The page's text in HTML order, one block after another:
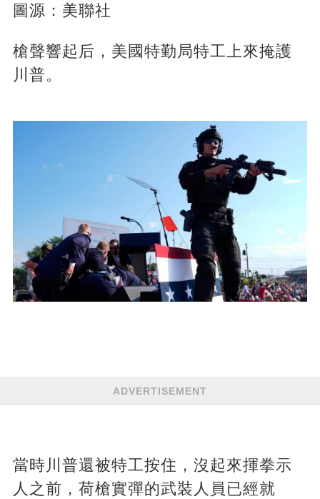
圖源：美聯社
槍聲響起后，美國特勤局特工上來掩護
川普。
ADVERTISEMENT
當時川普還被特工按住，沒起來揮拳示
人之前，荷槍實彈的武裝人員已經就